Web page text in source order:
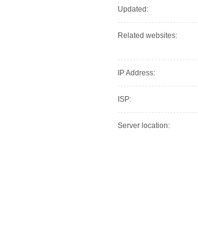
Updated:
Related websites:
IP Address:
ISP:
Server location: